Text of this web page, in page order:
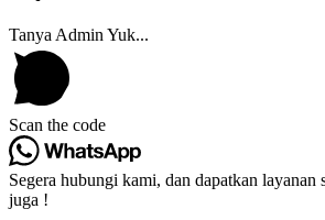
Tanya Admin Yuk...
Scan the code
Segera hubungi kami, dan dapatkan layanan
juga !